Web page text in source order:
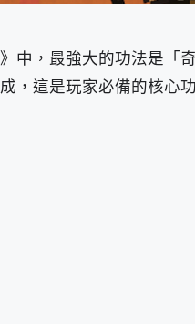
中，最強大的功法是「
，這是玩家必備的核心